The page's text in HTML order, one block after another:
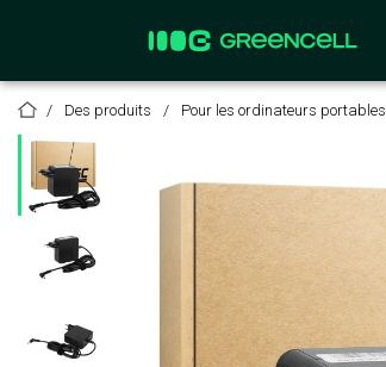
Des produits Pour les ordinateurs portables